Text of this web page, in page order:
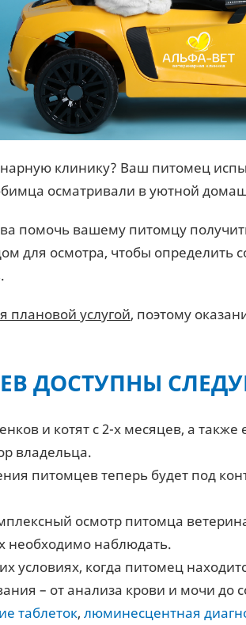
клинику? Ваш питомец
осматривали в уютной
помочь вашему питомцу
для осмотра, чтобы определить
плановой услугой, поэтому
ДОСТУПНЫ
и котят с 2-х месяцев, а
владельца.
питомцев теперь будет под
осмотр питомца
необходимо наблюдать.
условиях, когда питомец
– от анализа крови и мочи до
таблеток, люминесцентная